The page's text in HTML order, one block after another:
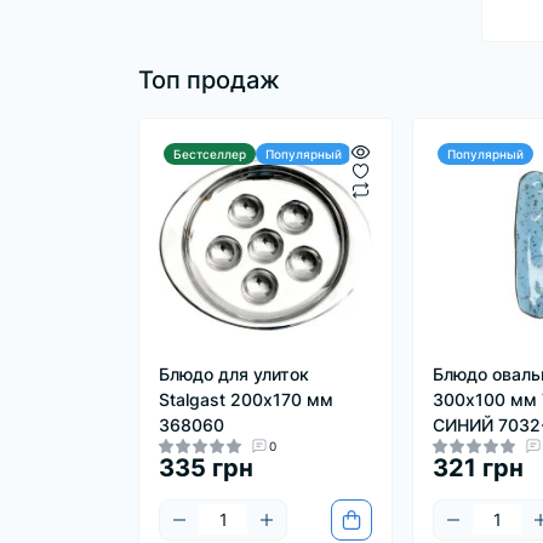
Топ продаж
Бестселлер Популярный
Блюдо для улиток
Stalgast 200х170 мм
368060
0
335 грн
Популярный
Блюдо
300х100
СИНИЙ
321 грн